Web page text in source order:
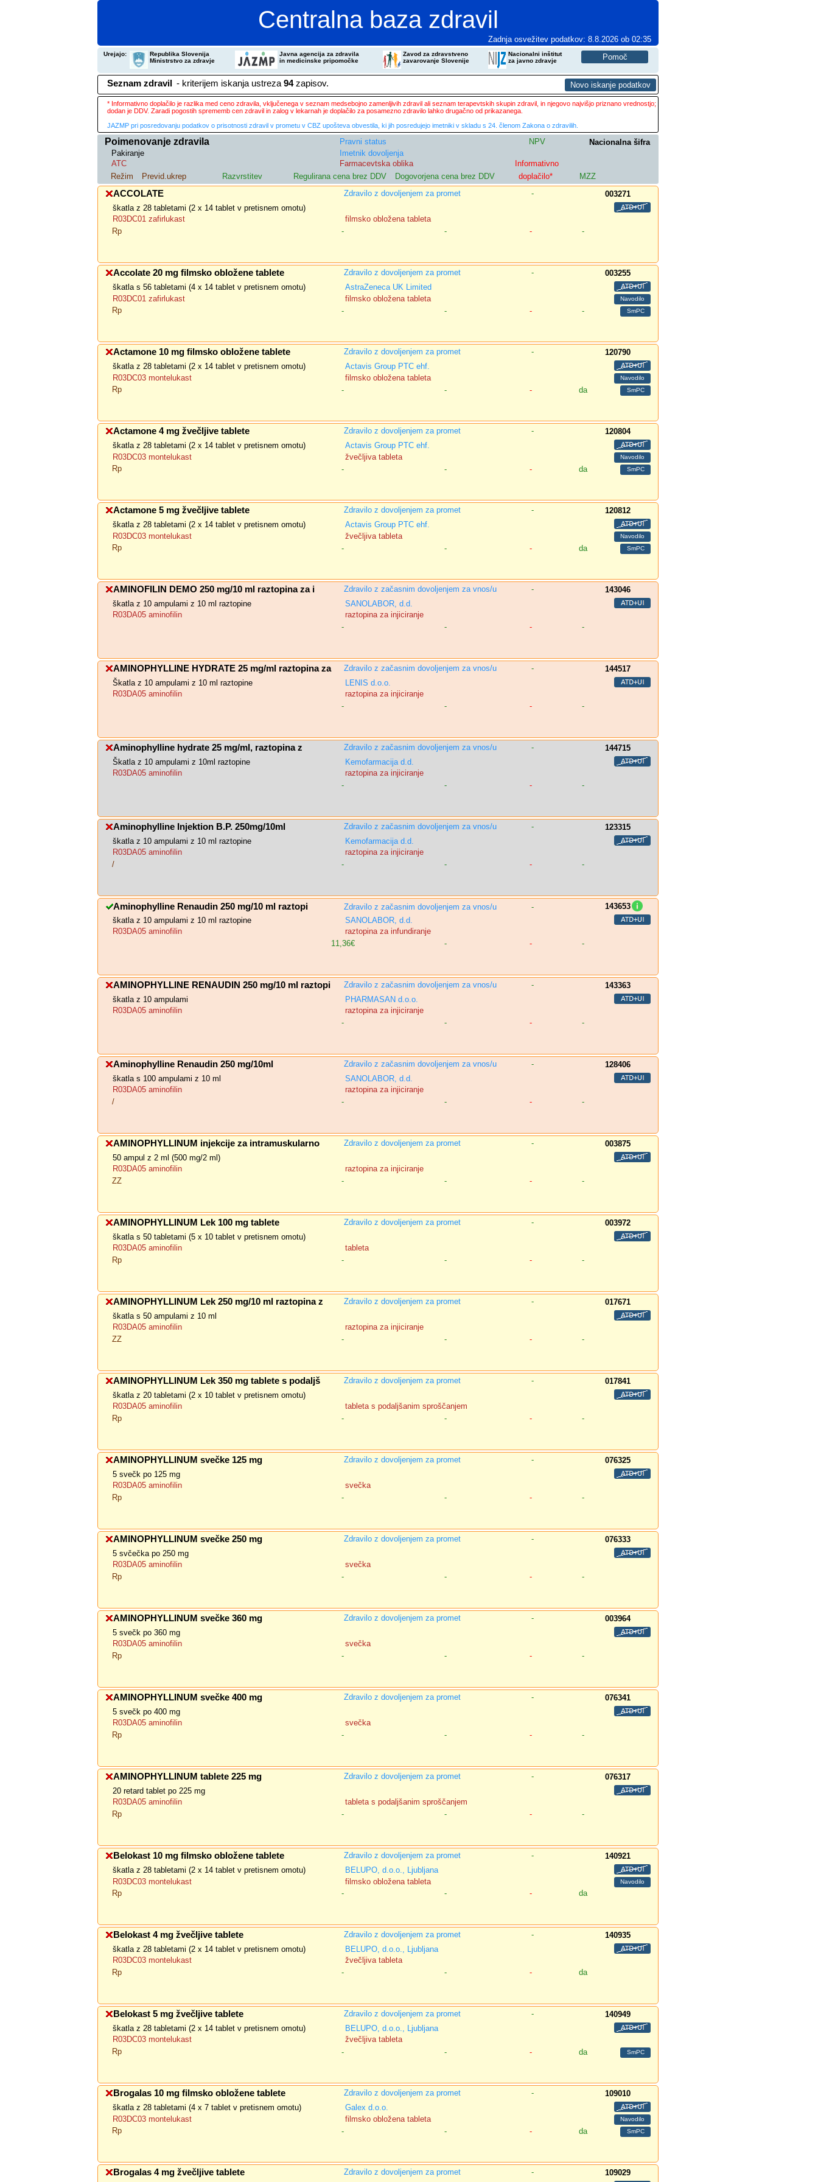
Centralna baza zdravil
Zadnja osvežitev podatkov: 8.8.2026 ob 02:35
Urejajo:
Republika Slovenija
Ministrstvo za zdravje
Javna agencija za zdravila
in medicinske pripomočke
Zavod za zdravstveno
zavarovanje Slovenije
Nacionalni inštitut
za javno zdravje
Seznam zdravil - kriterijem iskanja ustreza 94zapisov.
* Informativno doplačilo je razlika med ceno zdravila, vključenega v seznam medsebojno zamenljivih zdravil ali seznam terapevtskih skupin zdravil, in njegovo najvišjo priznano vrednostjo;
dodan je DDV. Zaradi pogostih sprememb cen zdravil in zalog v lekarnah je doplačilo za posamezno zdravilo lahko drugačno od prikazanega.
JAZMP pri posredovanju podatkov o prisotnosti zdravil v prometu v CBZ upošteva obvestila, ki jih posredujejo imetniki v skladu s 24. členom Zakona o zdravilih.
Poimenovanje zdravila Pravni status NPV
Nacionalna šifra
Pakiranje
Imetnik dovoljenja
ATC
Farmacevtska oblika
Informativno
Režim
Previd.ukrep Razvrstitev Regulirana cena brez DDV Dogovorjena cena brez DDV doplačilo* MZZ
ACCOLATE Zdravilo z dovoljenjem za promet -
003271
škatla z 28 tabletami (2 x 14 tablet v pretisnem omotu)
R03DC01 zafirlukast
filmsko obložena tableta
Rp
- - - -
Accolate 20 mg filmsko obložene tablete Zdravilo z dovoljenjem za promet -
003255
škatla s 56 tabletami (4 x 14 tablet v pretisnem omotu)
AstraZeneca UK Limited
R03DC01 zafirlukast
filmsko obložena tableta
Rp
- - - -
Actamone 10 mg filmsko obložene tablete Zdravilo z dovoljenjem za promet -
120790
škatla z 28 tabletami (2 x 14 tablet v pretisnem omotu)
Actavis Group PTC ehf.
R03DC03 montelukast
filmsko obložena tableta
Rp
- - - da
Actamone 4 mg žvečljive tablete Zdravilo z dovoljenjem za promet -
120804
škatla z 28 tabletami (2 x 14 tablet v pretisnem omotu)
Actavis Group PTC ehf.
R03DC03 montelukast
žvečljiva tableta
Rp
- - - da
Actamone 5 mg žvečljive tablete Zdravilo z dovoljenjem za promet -
120812
škatla z 28 tabletami (2 x 14 tablet v pretisnem omotu)
Actavis Group PTC ehf.
R03DC03 montelukast
žvečljiva tableta
Rp
- - - da
AMINOFILIN DEMO 250 mg/10 ml raztopina za i Zdravilo z začasnim dovoljenjem za vnos/u -
143046
škatla z 10 ampulami z 10 ml raztopine
SANOLABOR, d.d.
R03DA05 aminofilin
raztopina za injiciranje
-
- - -
AMINOPHYLLINE HYDRATE 25 mg/ml raztopina za Zdravilo z začasnim dovoljenjem za vnos/u -
144517
Škatla z 10 ampulami z 10 ml raztopine
LENIS d.o.o.
R03DA05 aminofilin
raztopina za injiciranje
-
- - -
Aminophylline hydrate 25 mg/ml, raztopina z Zdravilo z začasnim dovoljenjem za vnos/u -
144715
Škatla z 10 ampulami z 10ml raztopine
Kemofarmacija d.d.
R03DA05 aminofilin
raztopina za injiciranje
-
- - -
Aminophylline Injektion B.P. 250mg/10ml Zdravilo z začasnim dovoljenjem za vnos/u -
123315
škatla z 10 ampulami z 10 ml raztopine
Kemofarmacija d.d.
R03DA05 aminofilin
raztopina za injiciranje
/
- - - -
Aminophylline Renaudin 250 mg/10 ml raztopi Zdravilo z začasnim dovoljenjem za vnos/u -
143653
škatla z 10 ampulami z 10 ml raztopine
SANOLABOR, d.d.
R03DA05 aminofilin
raztopina za infundiranje
11,36€
- - -
AMINOPHYLLINE RENAUDIN 250 mg/10 ml raztopi Zdravilo z začasnim dovoljenjem za vnos/u -
143363
škatla z 10 ampulami
PHARMASAN d.o.o.
R03DA05 aminofilin
raztopina za injiciranje
-
- - -
Aminophylline Renaudin 250 mg/10ml Zdravilo z začasnim dovoljenjem za vnos/u -
128406
škatla s 100 ampulami z 10 ml
SANOLABOR, d.d.
R03DA05 aminofilin
raztopina za injiciranje
/
- - - -
AMINOPHYLLINUM injekcije za intramuskularno Zdravilo z dovoljenjem za promet -
003875
50 ampul z 2 ml (500 mg/2 ml)
R03DA05 aminofilin
raztopina za injiciranje
ZZ
- - - -
AMINOPHYLLINUM Lek 100 mg tablete Zdravilo z dovoljenjem za promet -
003972
škatla s 50 tabletami (5 x 10 tablet v pretisnem omotu)
R03DA05 aminofilin
tableta
Rp
- - - -
AMINOPHYLLINUM Lek 250 mg/10 ml raztopina z Zdravilo z dovoljenjem za promet -
017671
škatla s 50 ampulami z 10 ml
R03DA05 aminofilin
raztopina za injiciranje
ZZ
- - - -
AMINOPHYLLINUM Lek 350 mg tablete s podaljš Zdravilo z dovoljenjem za promet -
017841
škatla z 20 tabletami (2 x 10 tablet v pretisnem omotu)
R03DA05 aminofilin
tableta s podaljšanim sproščanjem
Rp
- - - -
AMINOPHYLLINUM svečke 125 mg Zdravilo z dovoljenjem za promet -
076325
5 svečk po 125 mg
R03DA05 aminofilin
svečka
Rp
- - - -
AMINOPHYLLINUM svečke 250 mg Zdravilo z dovoljenjem za promet -
076333
5 svčečka po 250 mg
R03DA05 aminofilin
svečka
Rp
- - - -
AMINOPHYLLINUM svečke 360 mg Zdravilo z dovoljenjem za promet -
003964
5 svečk po 360 mg
R03DA05 aminofilin
svečka
Rp
- - - -
AMINOPHYLLINUM svečke 400 mg Zdravilo z dovoljenjem za promet -
076341
5 svečk po 400 mg
R03DA05 aminofilin
svečka
Rp
- - - -
AMINOPHYLLINUM tablete 225 mg Zdravilo z dovoljenjem za promet -
076317
20 retard tablet po 225 mg
R03DA05 aminofilin
tableta s podaljšanim sproščanjem
Rp
- - - -
Belokast 10 mg filmsko obložene tablete Zdravilo z dovoljenjem za promet -
140921
škatla z 28 tabletami (2 x 14 tablet v pretisnem omotu)
BELUPO, d.o.o., Ljubljana
R03DC03 montelukast
filmsko obložena tableta
Rp
- - - da
Belokast 4 mg žvečljive tablete Zdravilo z dovoljenjem za promet -
140935
škatla z 28 tabletami (2 x 14 tablet v pretisnem omotu)
BELUPO, d.o.o., Ljubljana
R03DC03 montelukast
žvečljiva tableta
Rp
- - - da
Belokast 5 mg žvečljive tablete Zdravilo z dovoljenjem za promet -
140949
škatla z 28 tabletami (2 x 14 tablet v pretisnem omotu)
BELUPO, d.o.o., Ljubljana
R03DC03 montelukast
žvečljiva tableta
Rp
- - - da
Brogalas 10 mg filmsko obložene tablete Zdravilo z dovoljenjem za promet -
109010
škatla z 28 tabletami (4 x 7 tablet v pretisnem omotu)
Galex d.o.o.
R03DC03 montelukast
filmsko obložena tableta
Rp
- - - da
Brogalas 4 mg žvečljive tablete Zdravilo z dovoljenjem za promet - 109029